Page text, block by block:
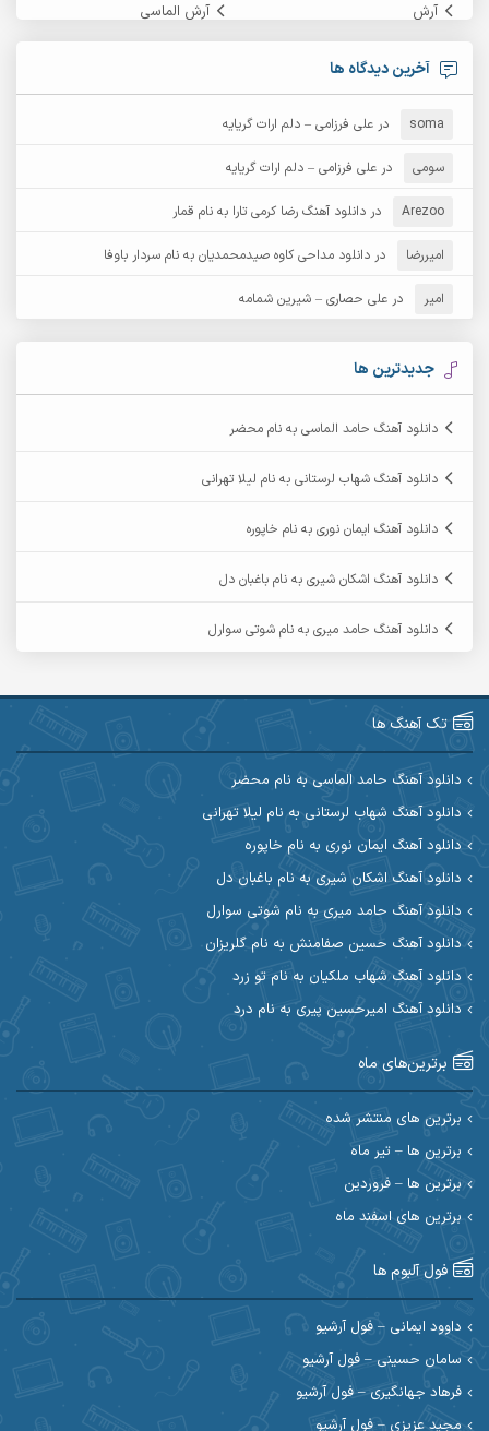
آرش آرش الماسی
آرش امامی
آرش دی جی 2
آرش عثمان
آرش مبهم آرش مستشیری
آرش مهرابی آرش نظری
آرشام
آرکاداش
آرین صیادی
آرین مریدی
آوات بوکانی آوات یگانه
آیت احمدنژاد
ابراهیم شمس ابوالحسن جاویدان
ابی حسینی
احسان آیینفر احسان اصغری
احسان امیدوار
احسان حیدری احسان دریادل
احسان رمضانی احسان علیانی
احسان کریمی احسان کمری
احسان مرادیان احمد اسلامی
احمد بیرانوند
احمد صحراییان
احمد نازدار احمد نوریان
آخرین دیدگاه ها
soma در علی فرزامی – دلم ارات گریایه
سومی در علی فرزامی – دلم ارات گریایه
Arezoo در دانلود آهنگ رضا کرمی تارا به نام قمار
امیررضا در دانلود مداحی کاوه صیدمحمدیان به نام سردار باوفا
امیر در علی حصاری – شیرین شمامه
جدیدترین ها
دانلود آهنگ حامد الماسی به نام محضر
دانلود آهنگ شهاب لرستانی به نام لیلا تهرانی
دانلود آهنگ ایمان نوری به نام خاپوره
دانلود آهنگ اشکان شیری به نام باغبان دل
دانلود آهنگ حامد میری به نام شوتی سوارل
تک آهنگ ها
دانلود آهنگ حامد الماسی به نام محضر
دانلود آهنگ شهاب لرستانی به نام لیلا تهرانی
دانلود آهنگ ایمان نوری به نام خاپوره
دانلود آهنگ اشکان شیری به نام باغبان دل
دانلود آهنگ حامد میری به نام شوتی سوارل
دانلود آهنگ حسین صفامنش به نام گلریزان
دانلود آهنگ شهاب ملکیان به نام تو زرد
دانلود آهنگ امیرحسین پیری به نام درد
برترین‌های ماه
برترین های منتشر شده
برترین ها – تیر ماه
برترین ها – فروردین
برترین های اسفند ماه
فول آلبوم ها
داوود ایمانی – فول آرشیو
سامان حسینی – فول آرشیو
فرهاد جهانگیری – فول آرشیو
مجید عزیزی – فول آرشیو